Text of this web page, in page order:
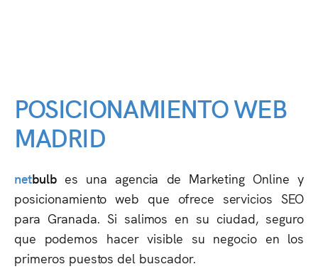
POSICIONAMIENTO WEB
MADRID
netbulbes una agencia de Marketing Online y
posicionamiento web que ofrece servicios SEO
para Granada. Si salimos en su ciudad, seguro
que podemos hacer visible su negocio en los
primeros puestos del buscador.